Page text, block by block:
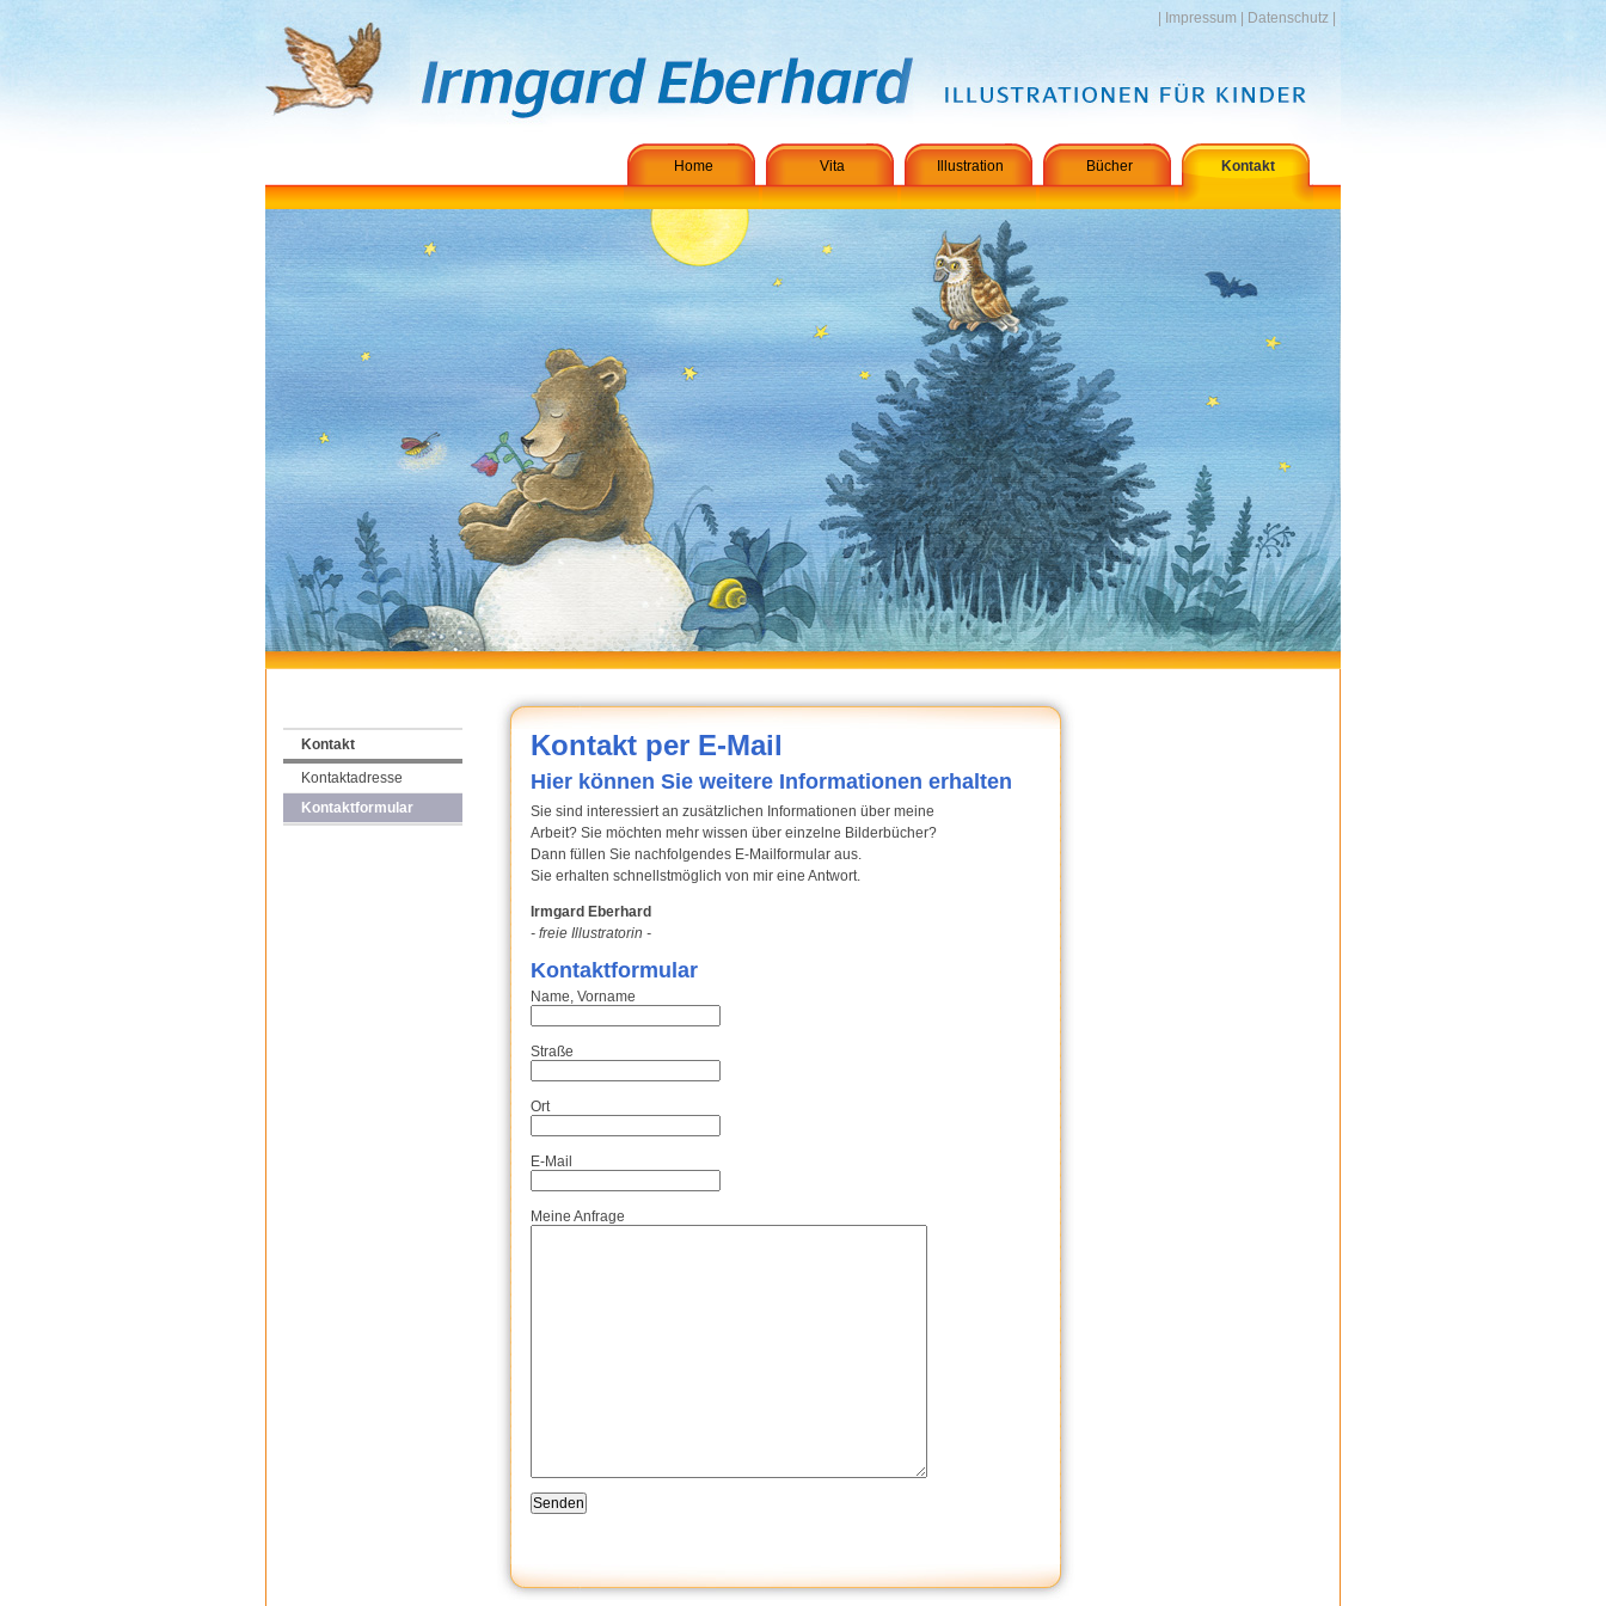
Impressum Datenschutz
Home Vita Illustration Bücher Kontakt
Kontakt
Kontaktadresse
Kontaktformular
Kontakt per E-Mail
Hier können Sie weitere Informationen erhalten
Sie sind interessiert an zusätzlichen Informationen über meine
Arbeit? Sie möchten mehr wissen über einzelne Bilderbücher?
Dann füllen Sie nachfolgendes E-Mailformular aus.
Sie erhalten schnellstmöglich von mir eine Antwort.
Irmgard Eberhard
- freie Illustratorin -
Kontaktformular
Name, Vorname
Straße
Ort
E-Mail
Meine Anfrage